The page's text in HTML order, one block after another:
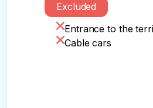
Excluded
Entrance to the
Cable cars